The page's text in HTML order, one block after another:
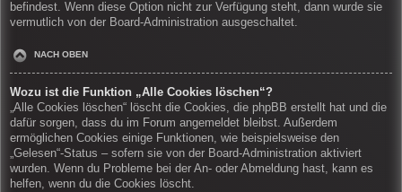
befindest. Wenn diese Option nicht zur Verfügung steht, dann wurde sie
vermutlich von der Board-Administration ausgeschaltet.
NACH OBEN
Wozu ist die Funktion „Alle Cookies löschen“?
„Alle Cookies löschen“ löscht die Cookies, die phpBB erstellt hat und die
dafür sorgen, dass du im Forum angemeldet bleibst. Außerdem
ermöglichen Cookies einige Funktionen, wie beispielsweise den
„Gelesen“-Status – sofern sie von der Board-Administration aktiviert
wurden. Wenn du Probleme bei der An- oder Abmeldung hast, kann es
helfen, wenn du die Cookies löscht.